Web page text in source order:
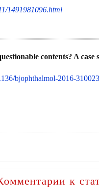
1491981096.html
contents? A
bjophthalmol-2016-310023
к